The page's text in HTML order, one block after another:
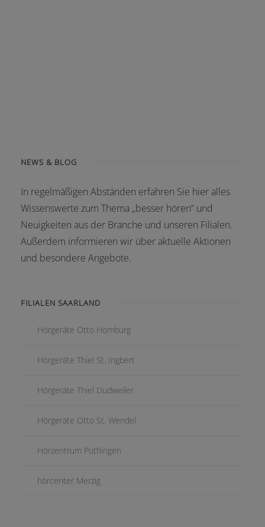
NEWS & BLOG
In regelmäßigen Abständen erfahren Sie hier alles
Wissenswerte zum Thema „besser hören“ und
Neuigkeiten aus der Branche und unseren Filialen.
Außerdem informieren wir über aktuelle Aktionen
und besondere Angebote.
FILIALEN SAARLAND
Hörgeräte Otto Homburg
Hörgeräte Thiel St. Ingbert
Hörgeräte Thiel Dudweiler
Hörgeräte Otto St. Wendel
Hörzentrum Püttlingen
hörcenter Merzig